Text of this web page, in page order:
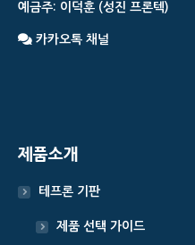
예금주: 이덕훈 (성진 프론텍)
카카오톡 채널
제품소개
테프론 기판
제품 선택 가이드